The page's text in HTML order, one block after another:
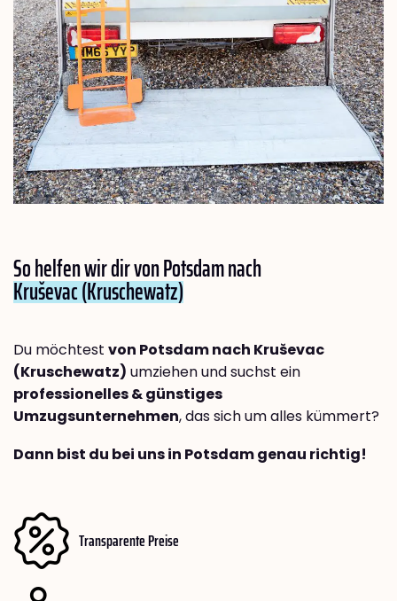
So helfen wir dir von Potsdam nach
Kruševac (Kruschewatz)
Du möchtest von Potsdam nach Kruševac
(Kruschewatz) umziehen und suchst ein
professionelles & günstiges
Umzugsunternehmen, das sich um alles kümmert?
Dann bist du bei uns in Potsdam genau richtig!
Transparente Preise